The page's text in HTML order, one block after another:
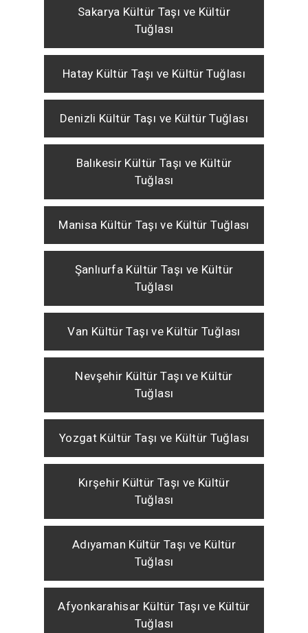
Sakarya Kültür Taşı ve Kültür
Tuğlası
Hatay Kültür Taşı ve Kültür Tuğlası
Denizli Kültür Taşı ve Kültür Tuğlası
Balıkesir Kültür Taşı ve Kültür
Tuğlası
Manisa Kültür Taşı ve Kültür Tuğlası
Şanlıurfa Kültür Taşı ve Kültür
Tuğlası
Van Kültür Taşı ve Kültür Tuğlası
Nevşehir Kültür Taşı ve Kültür
Tuğlası
Yozgat Kültür Taşı ve Kültür Tuğlası
Kırşehir Kültür Taşı ve Kültür
Tuğlası
Adıyaman Kültür Taşı ve Kültür
Tuğlası
Afyonkarahisar Kültür Taşı ve Kültür
Tuğlası